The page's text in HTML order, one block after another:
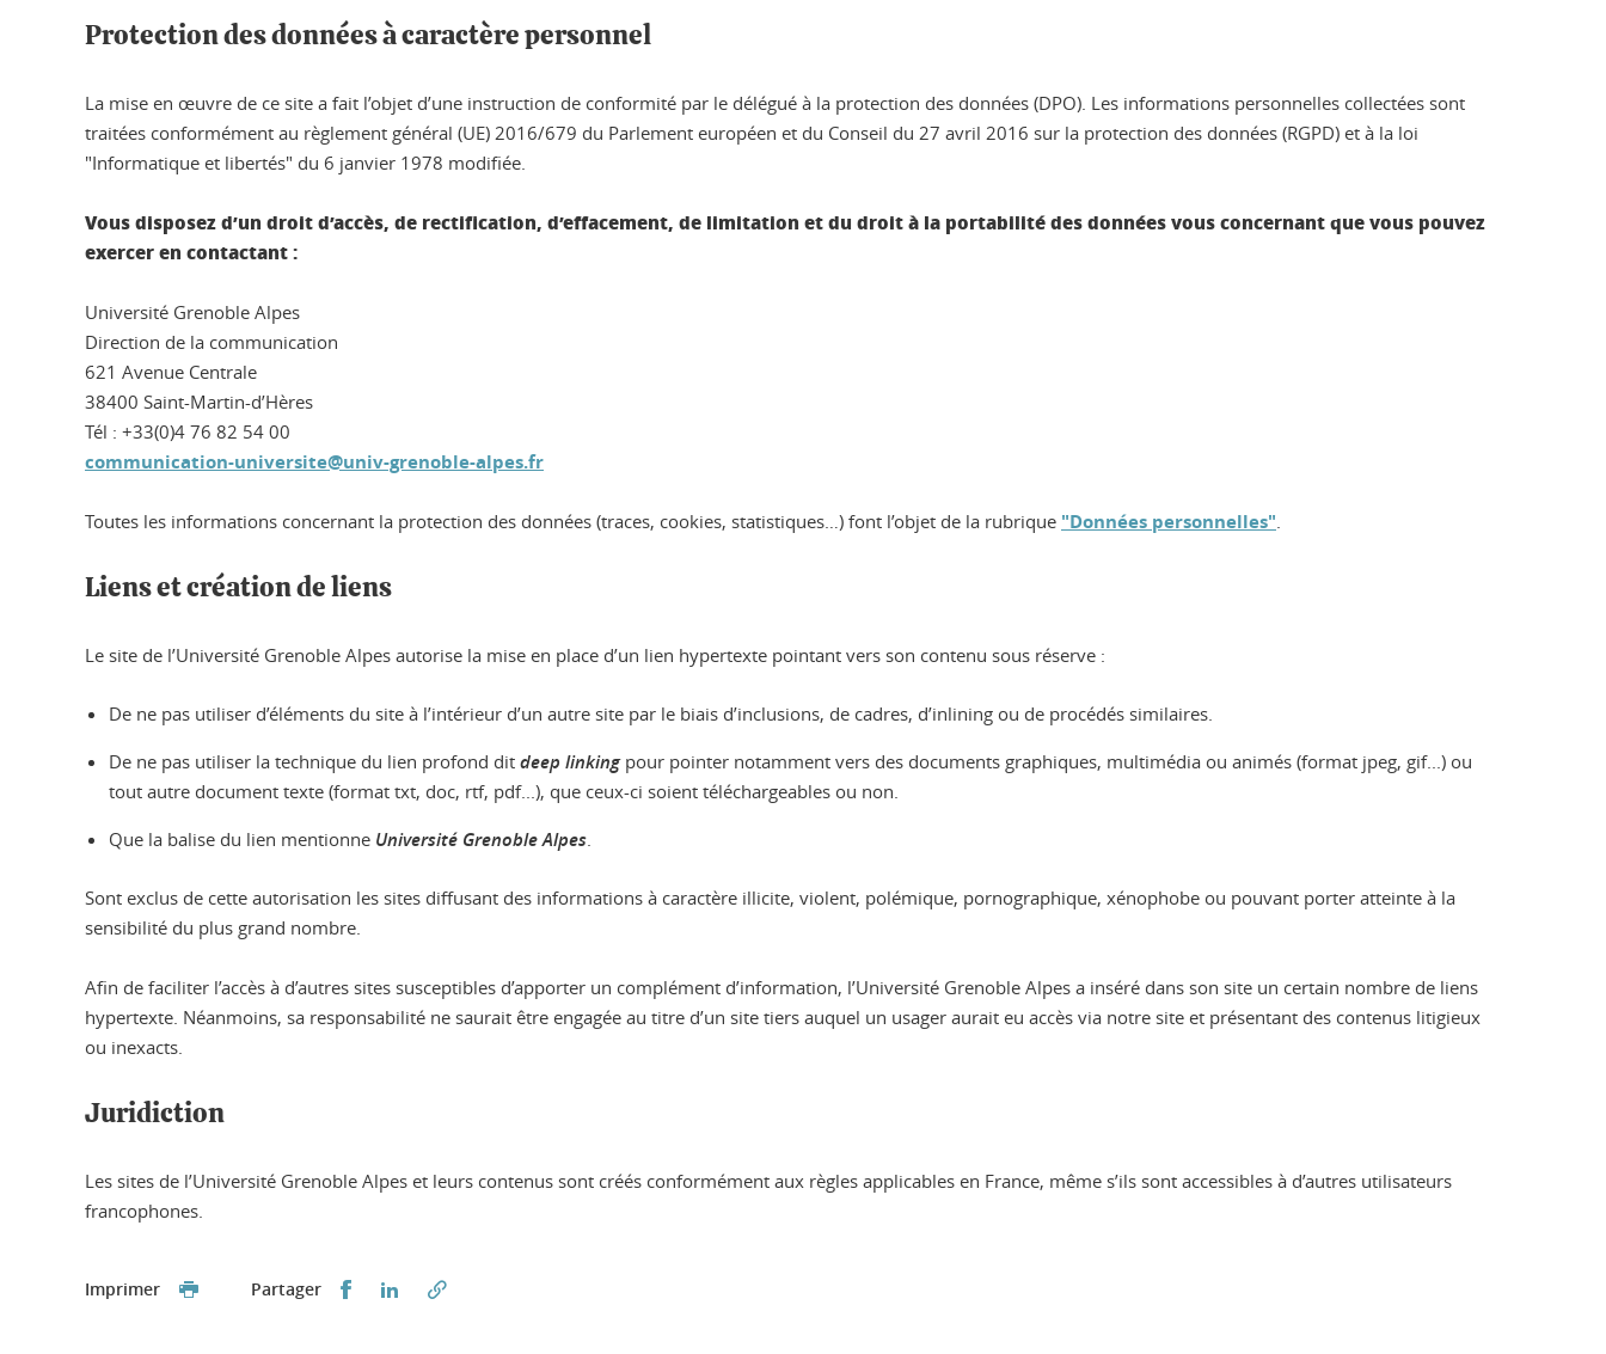
Protection des données à caractère personnel
La mise en œuvre de ce site a fait l’objet d’une instruction de conformité par le délégué à la protection des données (DPO). Les informations personnelles collectées sont
traitées conformément au règlement général (UE) 2016/679 du Parlement européen et du Conseil du 27 avril 2016 sur la protection des données (RGPD) et à la loi
"Informatique et libertés" du 6 janvier 1978 modifiée.
Vous disposez d’un droit d’accès, de rectification, d’effacement, de limitation et du droit à la portabilité des données vous concernant que vous pouvez
exercer en contactant :
Université Grenoble Alpes
Direction de la communication
621 Avenue Centrale
38400 Saint-Martin-d’Hères
Tél : +33(0)4 76 82 54 00
communication-universite@univ-grenoble-alpes.fr
Toutes les informations concernant la protection des données (traces, cookies, statistiques…) font l’objet de la rubrique "Données personnelles".
Liens et création de liens
Le site de l’Université Grenoble Alpes autorise la mise en place d’un lien hypertexte pointant vers son contenu sous réserve :
De ne pas utiliser d’éléments du site à l’intérieur d’un autre site par le biais d’inclusions, de cadres, d’inlining ou de procédés similaires.
De ne pas utiliser la technique du lien profond dit deep linkingpour pointer notamment vers des documents graphiques, multimédia ou animés (format jpeg, gif...) ou
tout autre document texte (format txt, doc, rtf, pdf...), que ceux-ci soient téléchargeables ou non.
Que la balise du lien mentionne Université Grenoble Alpes.
Sont exclus de cette autorisation les sites diffusant des informations à caractère illicite, violent, polémique, pornographique, xénophobe ou pouvant porter atteinte à la
sensibilité du plus grand nombre.
Afin de faciliter l’accès à d’autres sites susceptibles d’apporter un complément d’information, l’Université Grenoble Alpes a inséré dans son site un certain nombre de liens
hypertexte. Néanmoins, sa responsabilité ne saurait être engagée au titre d’un site tiers auquel un usager aurait eu accès via notre site et présentant des contenus litigieux
ou inexacts.
Juridiction
Les sites de l’Université Grenoble Alpes et leurs contenus sont créés conformément aux règles applicables en France, même s’ils sont accessibles à d’autres utilisateurs
francophones.
Imprimer Partager Partager sur Facebook
Partager sur LinkedIn